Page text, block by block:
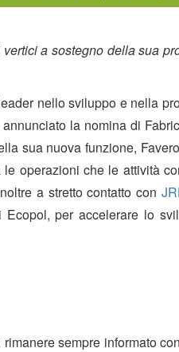
a sostegno della sua
nello sviluppo e nella
la nomina di
sua nuova funzione,
operazioni che le attività
a stretto contatto con
per accelerare lo
sempre informato